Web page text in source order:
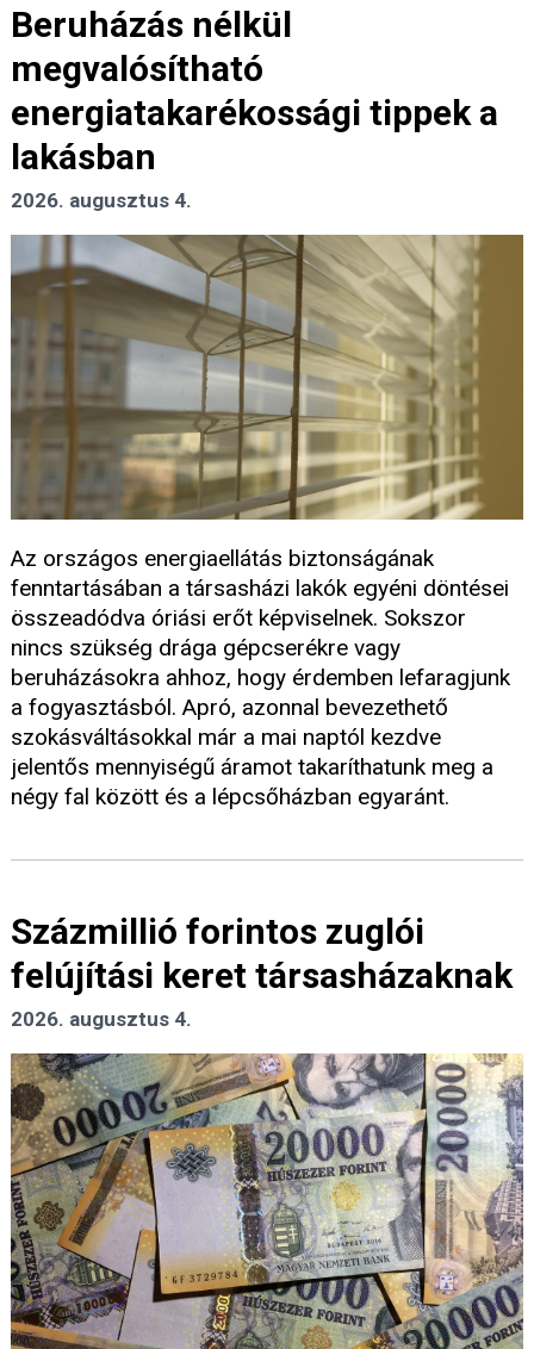
Beruházás nélkül
megvalósítható
energiatakarékossági tippek a
lakásban
2026. augusztus 4.
Az országos energiaellátás biztonságának
fenntartásában a társasházi lakók egyéni döntései
összeadódva óriási erőt képviselnek. Sokszor
nincs szükség drága gépcserékre vagy
beruházásokra ahhoz, hogy érdemben lefaragjunk
a fogyasztásból. Apró, azonnal bevezethető
szokásváltásokkal már a mai naptól kezdve
jelentős mennyiségű áramot takaríthatunk meg a
négy fal között és a lépcsőházban egyaránt.
Százmillió forintos zuglói
felújítási keret társasházaknak
2026. augusztus 4.